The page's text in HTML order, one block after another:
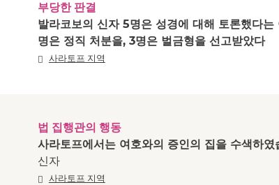
부당한 판결
발라코보의 신자 5명은 성경에 대해 토론했다
명은 정직 처분을, 3명은 벌금형을 선고받았다
사라토프 지역
법 집행관의 행동
사라토프에서는 여호와의 증인의 집을 수색하였
신자
사라토프 지역